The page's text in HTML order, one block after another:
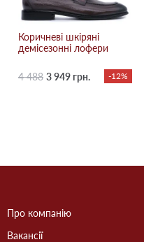
Коричневі шкіряні
демісезонні лофери
4 488 3 949 грн. -12%
Про компанію
Вакансії